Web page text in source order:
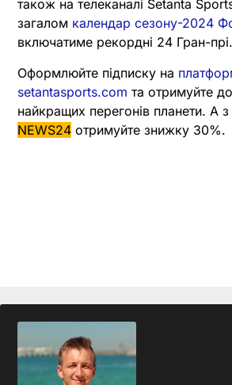
також на телеканалі Setanta
загалом календар сезону-2024
включатиме рекордні 24 Гран-прі.
Оформлюйте підписку на
setantasports.com та отримуйте
найкращих перегонів планети. А
NEWS24 отримуйте знижку 30%.